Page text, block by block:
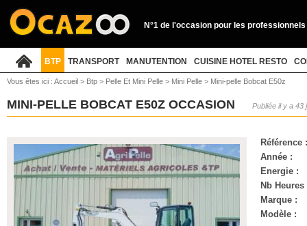
N°1 de l'occasion pour les professionnels
BTP TRANSPORT MANUTENTION CUISINE HOTEL RESTO
Vous êtes ici : Accueil > Btp > Pelle Et Mini Pelle > Mini Pelle > Mini-pelle Bobcat E50z
MINI-PELLE BOBCAT E50Z OCCASION Publiée il y a 43
Référence :
Année :
Energie :
Nb Heures
Marque :
Modèle :